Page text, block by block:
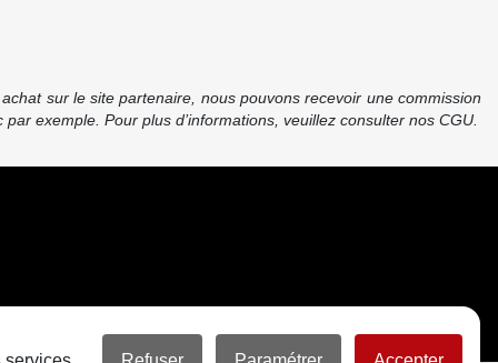
sur le site partenaire, nous pouvons recevoir une commission
exemple. Pour plus d’informations, veuillez consulter nos CGU.